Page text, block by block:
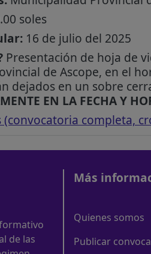
soles
16 de julio del 2025
Presentación de hoja de
de Ascope, en el
dejados en un sobre
EN LA FECHA Y
(convocatoria completa,
de las
Más
Quienes somos
Publicar